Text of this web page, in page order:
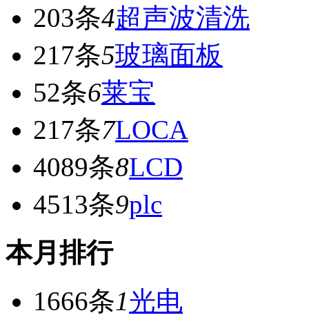
203条4超声波清洗
217条5玻璃面板
52条6莱宝
217条7LOCA
4089条8LCD
4513条9plc
本月排行
1666条1光电